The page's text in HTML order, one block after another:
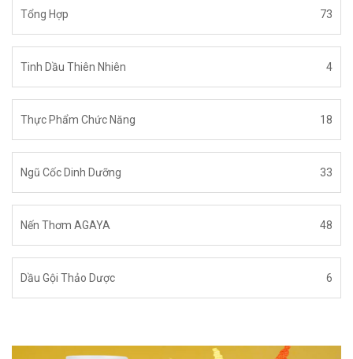
Tổng Hợp 73
Tinh Dầu Thiên Nhiên 4
Thực Phẩm Chức Năng 18
Ngũ Cốc Dinh Dưỡng 33
Nến Thơm AGAYA 48
Dầu Gội Thảo Dược 6